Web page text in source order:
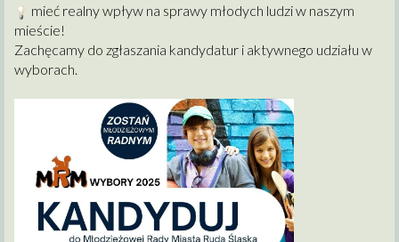
mieć realny wpływ na sprawy młodych ludzi w naszym
mieście!
Zachęcamy do zgłaszania kandydatur i aktywnego udziału w
wyborach.